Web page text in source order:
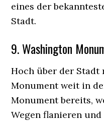
eines der
Stadt.
9. Washington
Hoch über der Stadt
Monument weit in
Monument bereits,
Wegen flanieren